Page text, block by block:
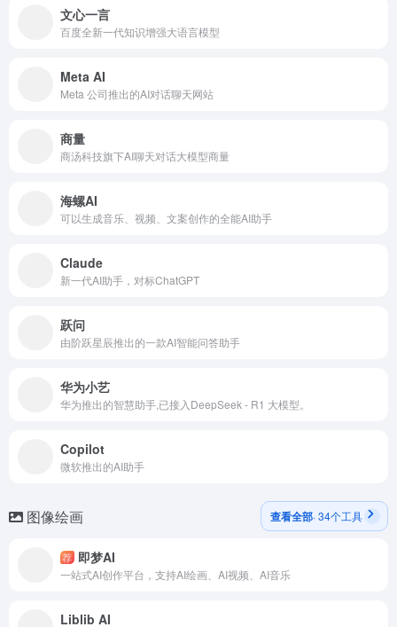
文心一言
百度全新一代知识增强大语言模型
Meta AI
Meta 公司推出的AI对话聊天网站
商量
商汤科技旗下AI聊天对话大模型商量
海螺AI
可以生成音乐、视频、文案创作的全能AI助手
Claude
新一代AI助手，对标ChatGPT
跃问
由阶跃星辰推出的一款AI智能问答助手
华为小艺
华为推出的智慧助手,已接入DeepSeek - R1 大模型。
Copilot
微软推出的AI助手
图像绘画 查看全部· 34个工具
荐 即梦AI
一站式AI创作平台，支持AI绘画、AI视频、AI音乐
Liblib AI